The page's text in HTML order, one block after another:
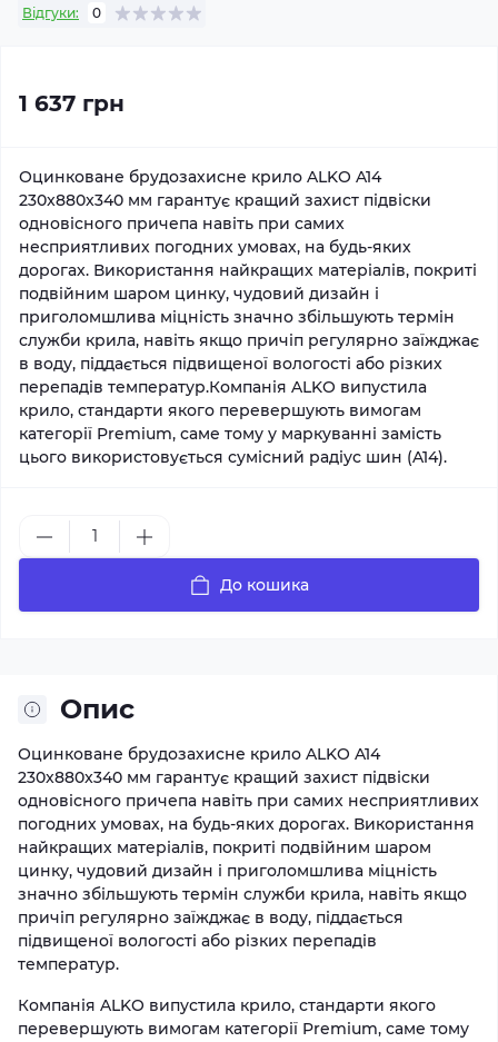
Відгуки: 0
1 637 грн
Оцинковане брудозахисне крило ALKO A14
230x880x340 мм гарантує кращий захист підвіски
одновісного причепа навіть при самих
несприятливих погодних умовах, на будь-яких
дорогах. Використання найкращих матеріалів, покриті
подвійним шаром цинку, чудовий дизайн і
приголомшлива міцність значно збільшують термін
служби крила, навіть якщо причіп регулярно заїжджає
в воду, піддається підвищеної вологості або різких
перепадів температур.Компанія ALKO випустила
крило, стандарти якого перевершують вимогам
категорії Premium, саме тому у маркуванні замість
цього використовується сумісний радіус шин (A14).
До кошика
Опис
Оцинковане брудозахисне крило ALKO A14
230x880x340 мм гарантує кращий захист підвіски
одновісного причепа навіть при самих несприятливих
погодних умовах, на будь-яких дорогах. Використання
найкращих матеріалів, покриті подвійним шаром
цинку, чудовий дизайн і приголомшлива міцність
значно збільшують термін служби крила, навіть якщо
причіп регулярно заїжджає в воду, піддається
підвищеної вологості або різких перепадів
температур.
Компанія ALKO випустила крило, стандарти якого
перевершують вимогам категорії Premium, саме тому